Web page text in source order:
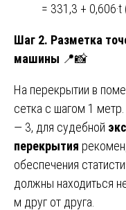
= 331,3 + 0,606·t
Шаг 2. Разметка
машины 📍📸
На перекрытии в
сетка с шагом 1
— 3, для судебной
перекрытия
обеспечения
должны находиться
м друг от друга.